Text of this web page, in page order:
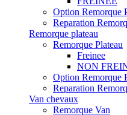
Option Remorque
Reparation
Remorque plateau
Remorque Plateau
Freinee
NON
Option Remorque
Reparation
Van chevaux
Remorque Van